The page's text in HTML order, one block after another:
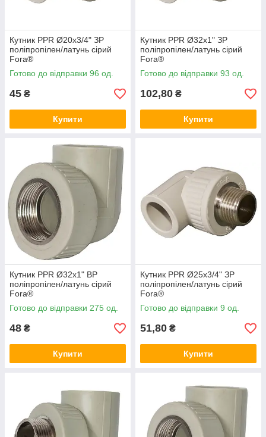
Кутник PPR Ø20х3/4" ЗР
поліпропілен/латунь сірий
Fora®
Готово до відправки 96 од.
45 ₴
Купити
Кутник PPR Ø32х1" ЗР
поліпропілен/латунь сірий
Fora®
Готово до відправки 93 од.
102,80 ₴
Купити
Кутник PPR Ø32х1" ВР
поліпропілен/латунь сірий
Fora®
Готово до відправки 275 од.
48 ₴
Купити
Кутник PPR Ø25х3/4" ЗР
поліпропілен/латунь сірий
Fora®
Готово до відправки 9 од.
51,80 ₴
Купити